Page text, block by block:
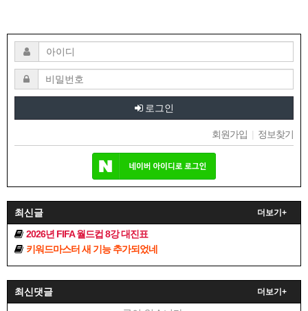
로그인
회원가입 | 정보찾기
최신글 더보기+
2026년 FIFA 월드컵 8강 대진표
키워드마스터 새 기능 추가되었네
최신댓글 더보기+